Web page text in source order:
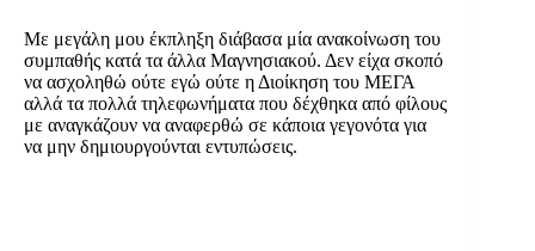
Με μεγάλη μου έκπληξη διάβασα μία ανακοίνωση του
συμπαθής κατά τα άλλα Μαγνησιακού. Δεν είχα σκοπό
να ασχοληθώ ούτε εγώ ούτε η Διοίκηση του ΜΕΓΑ
αλλά τα πολλά τηλεφωνήματα που δέχθηκα από φίλους
με αναγκάζουν να αναφερθώ σε κάποια γεγονότα για
να μην δημιουργούνται εντυπώσεις.